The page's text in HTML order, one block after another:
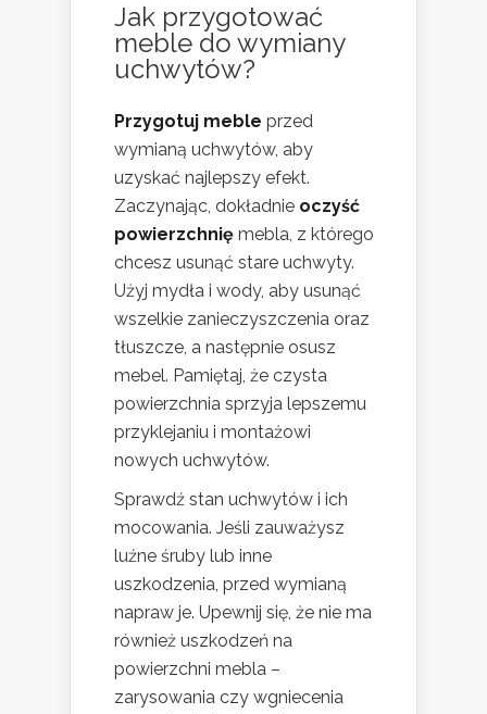
Jak przygotować
meble do wymiany
uchwytów?
Przygotuj meble przed
wymianą uchwytów, aby
uzyskać najlepszy efekt.
Zaczynając, dokładnie oczyść
powierzchnię mebla, z którego
chcesz usunąć stare uchwyty.
Użyj mydła i wody, aby usunąć
wszelkie zanieczyszczenia oraz
tłuszcze, a następnie osusz
mebel. Pamiętaj, że czysta
powierzchnia sprzyja lepszemu
przyklejaniu i montażowi
nowych uchwytów.
Sprawdź stan uchwytów i ich
mocowania. Jeśli zauważysz
luźne śruby lub inne
uszkodzenia, przed wymianą
napraw je. Upewnij się, że nie ma
również uszkodzeń na
powierzchni mebla –
zarysowania czy wgniecenia